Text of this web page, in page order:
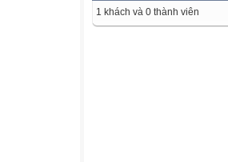
1 khách và 0 thành viên